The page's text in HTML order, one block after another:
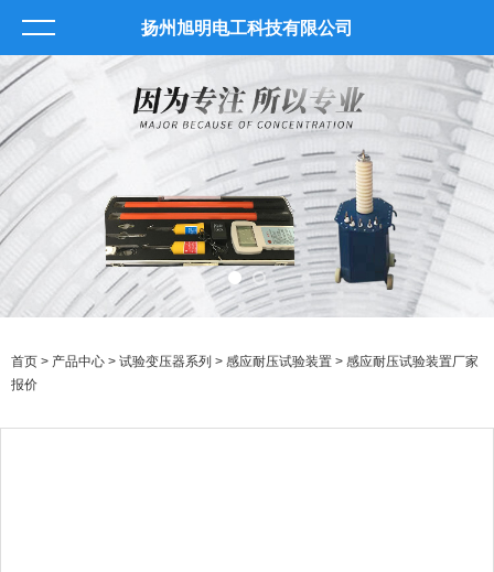
扬州旭明电工科技有限公司
首页 > 产品中心 > 试验变压器系列 > 感应耐压试验装置 > 感应耐压试验装置厂家
报价